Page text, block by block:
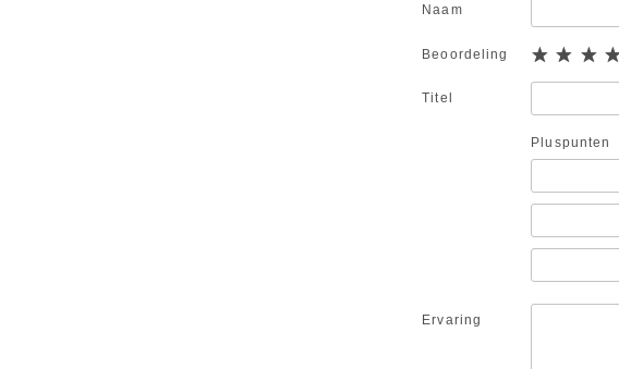
Naam
Beoordeling
Titel
Pluspunten
Ervaring